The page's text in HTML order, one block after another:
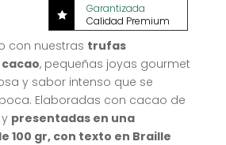

Garantizada
Calidad Premium
con nuestras trufas
, pequeñas joyas gourmet
y sabor intenso que se
Elaboradas con cacao de
presentadas en una
100 gr, con texto en Braille